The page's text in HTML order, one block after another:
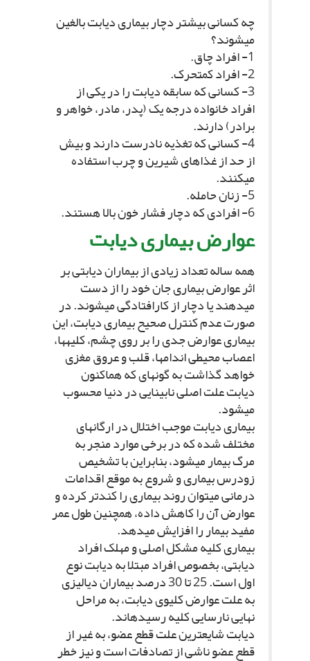
چه کسانى بیشتر دچار بیمارى دیابت بالغین
مى‏شوند؟
1- افراد چاق.
2- افراد کم‏تحرک.
3- کسانى که سابقه دیابت را در یکى از
افراد خانواده درجه یک (پدر، مادر، خواهر و
برادر) دارند.
4- کسانى که تغذیه نادرست دارند و بیش
از حد از غذاهاى شیرین و چرب استفاده
مى‏کنند.
5- زنان حامله.
6- افرادى که دچار فشار خون بالا هستند.
عوارض بیمارى دیابت‏
همه ساله تعداد زیادى از بیماران دیابتى بر
اثر عوارض بیمارى جان خود را از دست
مى‏دهند یا دچار از کارافتادگى مى‏شوند. در
صورت عدم کنترل صحیح بیمارى دیابت، این
بیمارى عوارض جدى را بر روى چشم، کلیه‏ها،
اعصاب محیطى اندام‏ها، قلب و عروق مغزى
خواهد گذاشت به گونه‏اى که هم‏اکنون
دیابت علت اصلى نابینایى در دنیا محسوب
مى‏شود.
بیمارى دیابت موجب اختلال در ارگان‏هاى
مختلف شده که در برخى موارد منجر به
مرگ بیمار مى‏شود، بنابراین با تشخیص
زودرس بیمارى و شروع به موقع اقدامات
درمانى مى‏توان روند بیمارى را کندتر کرده و
عوارض آن را کاهش داده، همچنین طول عمر
مفید بیمار را افزایش مى‏دهد.
بیمارى کلیه مشکل اصلى و مهلک افراد
دیابتى، بخصوص افراد مبتلا به دیابت نوع
اول است. 25 تا 30 درصد بیماران دیالیزى
به علت عوارض کلیوى دیابت، به مراحل
نهایى نارسایى کلیه رسیده‏اند.
دیابت شایع‏ترین علت قطع عضو، به غیر از
قطع عضو ناشى از تصادفات است و نیز خطر